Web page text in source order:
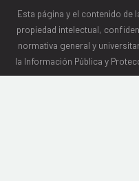
Esta página y el contenido
propiedad intelectual,
normativa general y
la Información Pública y